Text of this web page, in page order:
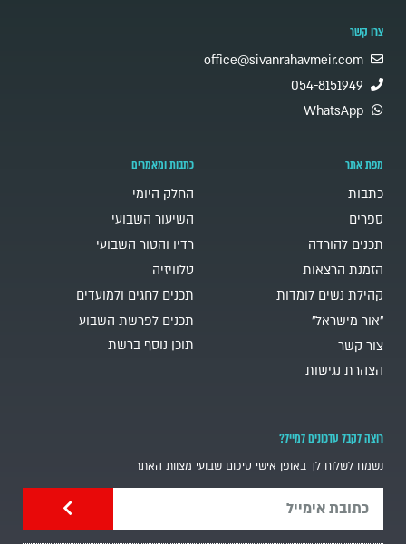
צרו קשר
office@sivanrahavmeir.com
054-8151949
WhatsApp
מפת אתר
כתבות
ספרים
תכנים להורדה
הזמנת הרצאות
קהילת נשים לומדות
"אור מישראל"
צור קשר
הצהרת נגישות
כתבות ומאמרים
החלק היומי
השיעור השבועי
רדיו והטור השבועי
טלוויזיה
תכנים לחגים ולמועדים
תכנים לפרשת השבוע
תוכן נוסף ברשת
רוצה לקבל עדכונים למייל?
נשמח לשלוח לך באופן אישי סיכום שבועי מצוות האתר